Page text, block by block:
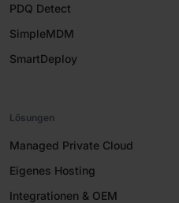
PDQ Detect
SimpleMDM
SmartDeploy
Lösungen
Managed Private Cloud
Eigenes Hosting
Integrationen & OEM